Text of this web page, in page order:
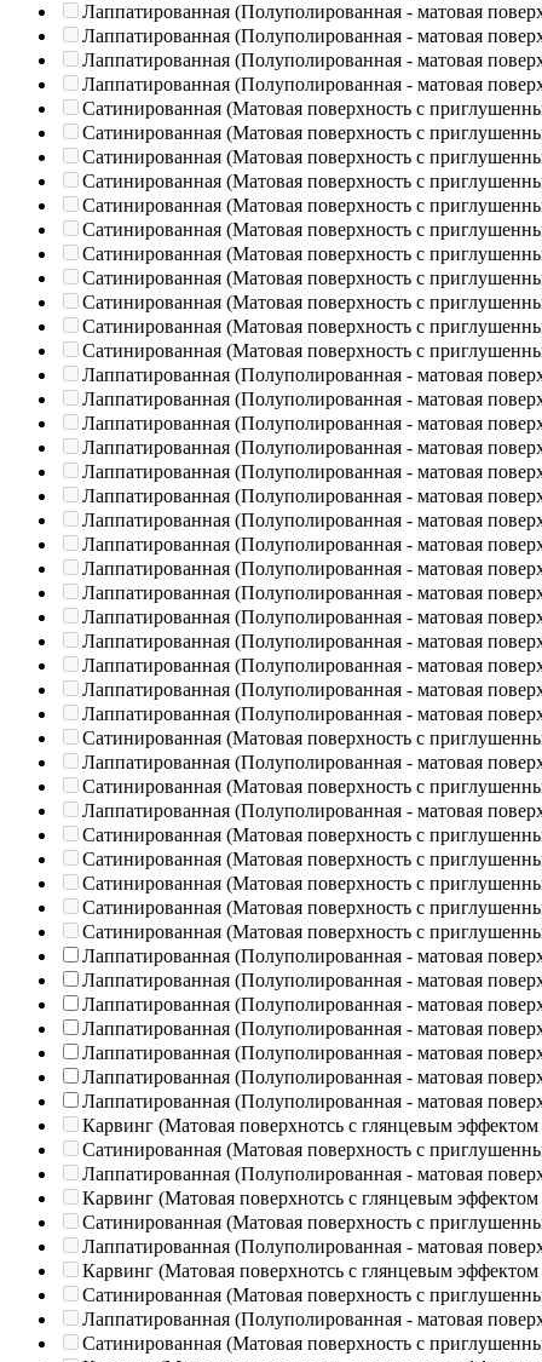
Лаппатированная (Полуполированная - матовая
Лаппатированная (Полуполированная - матовая
Лаппатированная (Полуполированная - матовая
Лаппатированная (Полуполированная - матовая
Сатинированная (Матовая поверхность с
Сатинированная (Матовая поверхность с
Сатинированная (Матовая поверхность с
Сатинированная (Матовая поверхность с
Сатинированная (Матовая поверхность с
Сатинированная (Матовая поверхность с
Сатинированная (Матовая поверхность с
Сатинированная (Матовая поверхность с
Сатинированная (Матовая поверхность с
Сатинированная (Матовая поверхность с
Сатинированная (Матовая поверхность с
Лаппатированная (Полуполированная - матовая
Лаппатированная (Полуполированная - матовая
Лаппатированная (Полуполированная - матовая
Лаппатированная (Полуполированная - матовая
Лаппатированная (Полуполированная - матовая
Лаппатированная (Полуполированная - матовая
Лаппатированная (Полуполированная - матовая
Лаппатированная (Полуполированная - матовая
Лаппатированная (Полуполированная - матовая
Лаппатированная (Полуполированная - матовая
Лаппатированная (Полуполированная - матовая
Лаппатированная (Полуполированная - матовая
Лаппатированная (Полуполированная - матовая
Лаппатированная (Полуполированная - матовая
Лаппатированная (Полуполированная - матовая
Сатинированная (Матовая поверхность с
Лаппатированная (Полуполированная - матовая
Сатинированная (Матовая поверхность с
Лаппатированная (Полуполированная - матовая
Сатинированная (Матовая поверхность с
Сатинированная (Матовая поверхность с
Сатинированная (Матовая поверхность с
Сатинированная (Матовая поверхность с
Сатинированная (Матовая поверхность с
Лаппатированная (Полуполированная - матовая
Лаппатированная (Полуполированная - матовая
Лаппатированная (Полуполированная - матовая
Лаппатированная (Полуполированная - матовая
Лаппатированная (Полуполированная - матовая
Лаппатированная (Полуполированная - матовая
Лаппатированная (Полуполированная - матовая
Карвинг (Матовая поверхнотсь с глянцевым эффектом
Сатинированная (Матовая поверхность с
Лаппатированная (Полуполированная - матовая
Карвинг (Матовая поверхнотсь с глянцевым эффектом
Сатинированная (Матовая поверхность с
Лаппатированная (Полуполированная - матовая
Карвинг (Матовая поверхнотсь с глянцевым эффектом
Сатинированная (Матовая поверхность с
Лаппатированная (Полуполированная - матовая
Сатинированная (Матовая поверхность с